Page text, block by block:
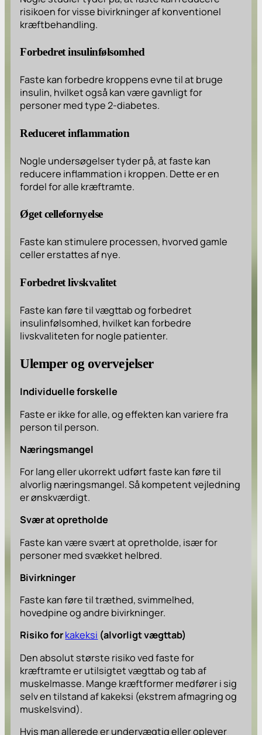
risikoen for visse bivirkninger af konventionel
kræftbehandling.
Forbedret insulinfølsomhed
Faste kan forbedre kroppens evne til at bruge
insulin, hvilket også kan være gavnligt for
personer med type 2-diabetes.
Reduceret inflammation
Nogle undersøgelser tyder på, at faste kan
reducere inflammation i kroppen. Dette er en
fordel for alle kræftramte.
Øget cellefornyelse
Faste kan stimulere processen, hvorved gamle
celler erstattes af nye.
Forbedret livskvalitet
Faste kan føre til vægttab og forbedret
insulinfølsomhed, hvilket kan forbedre
livskvaliteten for nogle patienter.
Ulemper og overvejelser
Individuelle forskelle
Faste er ikke for alle, og effekten kan variere fra
person til person.
Næringsmangel
For lang eller ukorrekt udført faste kan føre til
alvorlig næringsmangel. Så kompetent vejledning
er ønskværdigt.
Svær at opretholde
Faste kan være svært at opretholde, især for
personer med svækket helbred.
Bivirkninger
Faste kan føre til træthed, svimmelhed,
hovedpine og andre bivirkninger.
Risiko forkakeksi (alvorligt vægttab)
Den absolut største risiko ved faste for
kræftramte er utilsigtet vægttab og tab af
muskelmasse. Mange kræftformer medfører i sig
selv en tilstand af kakeksi (ekstrem afmagring og
muskelsvind).
Hvis man allerede er undervægtig eller oplever